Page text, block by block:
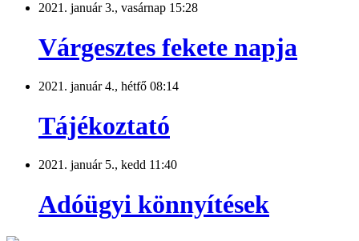
2021. január 3., vasárnap 15:28
Várgesztes fekete napja
2021. január 4., hétfő 08:14
Tájékoztató
2021. január 5., kedd 11:40
Adóügyi könnyítések